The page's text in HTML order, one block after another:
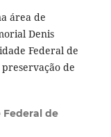
área de
Denis
Federal de
de
Federal de